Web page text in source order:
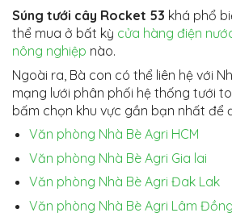
Súng tưới cây Rocket 53 khá phổ
thể mua ở bất kỳ cửa hàng điện
nông nghiệp nào.
Ngoài ra, Bà con có thể liên hệ với
mạng lưới phân phối hệ thống tưới
bấm chọn khu vực gần bạn nhất để
Văn phòng Nhà Bè Agri HCM
Văn phòng Nhà Bè Agri Gia lai
Văn phòng Nhà Bè Agri Đak Lak
Văn phòng Nhà Bè Agri Lâm Đồng